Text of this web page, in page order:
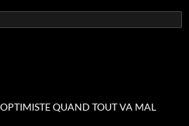
QUAND TOUT VA MAL